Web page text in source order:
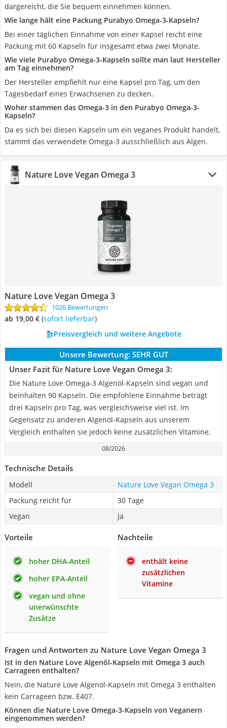
dargereicht, die Sie bequem einnehmen können.
Wie lange hält eine Packung Purabyo Omega-3-Kapseln?
Bei einer täglichen Einnahme von einer Kapsel reicht eine
Packung mit 60 Kapseln für insgesamt etwa zwei Monate.
Wie viele Purabyo Omega-3-Kapseln sollte man laut Hersteller
am Tag einnehmen?
Der Hersteller empfiehlt nur eine Kapsel pro Tag, um den
Tagesbedarf eines Erwachsenen zu decken.
Woher stammen das Omega-3 in den Purabyo Omega-3-
Kapseln?
Da es sich bei diesen Kapseln um ein veganes Produkt handelt,
stammt das verwendete Omega-3 ausschließlich aus Algen.
Nature Love Vegan Omega 3
Nature Love Vegan Omega 3
1026 Bewertungen
ab 19,00 € ( Sofort lieferbar)
Preisvergleich und weitere Angebote
Unsere Bewertung: SEHR GUT
Unser Fazit für Nature Love Vegan Omega 3:
Die Nature Love Omega-3 Algenöl-Kapseln sind vegan und
beinhalten 90 Kapseln. Die empfohlene Einnahme beträgt
drei Kapseln pro Tag, was vergleichsweise viel ist. Im
Gegensatz zu anderen Algenöl-Kapseln aus unserem
Vergleich enthalten sie jedoch keine zusätzlichen Vitamine.
08/2026
Technische Details
Modell
Nature Love Vegan Omega 3
Packung reicht für
30 Tage
Vegan
Ja
Vorteile
hoher DHA-Anteil
hoher EPA-Anteil
vegan und ohne
unerwünschte
Zusätze
Nachteile
enthält keine
zusätzlichen
Vitamine
Fragen und Antworten zu Nature Love Vegan Omega 3
Ist in den Nature Love Algenöl-Kapseln mit Omega 3 auch
Carrageen enthalten?
Nein, die Nature Love Algenöl-Kapseln mit Omega 3 enthalten
kein Carrageen bzw. E407.
Können die Nature Love Omega-3-Kapseln von Veganern
eingenommen werden?